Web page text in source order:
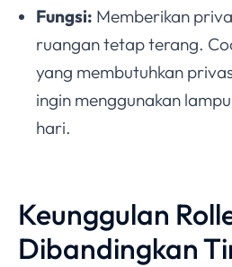
Fungsi: Memberikan
ruangan tetap terang.
yang membutuhkan
ingin menggunakan
hari.
Keunggulan
Dibandingkan